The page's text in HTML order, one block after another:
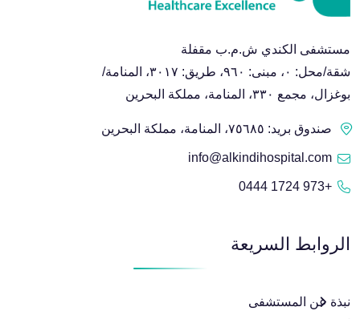
مستشفى الكندي ش.م.ب مقفلة
شقة/محل: ٠، مبنى: ٩٦٠، طريق: ٣٠١٧، المنامة/
بوغزال، مجمع ٣٣٠، المنامة، مملكة البحرين
صندوق بريد: ٧٥٦٨٥، المنامة، مملكة البحرين
info@alkindihospital.com
+973 1724 0444
الروابط السريعة
نبذة عن المستشفى